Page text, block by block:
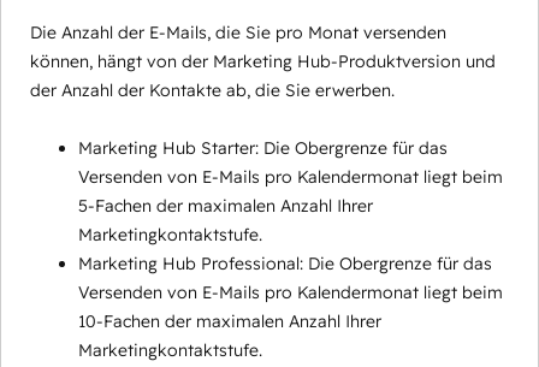
Die Anzahl der E-Mails, die Sie pro Monat versenden
können, hängt von der Marketing Hub-Produktversion und
der Anzahl der Kontakte ab, die Sie erwerben.
Marketing Hub Starter: Die Obergrenze für das
Versenden von E-Mails pro Kalendermonat liegt beim
5-Fachen der maximalen Anzahl Ihrer
Marketingkontaktstufe.
Marketing Hub Professional: Die Obergrenze für das
Versenden von E-Mails pro Kalendermonat liegt beim
10-Fachen der maximalen Anzahl Ihrer
Marketingkontaktstufe.